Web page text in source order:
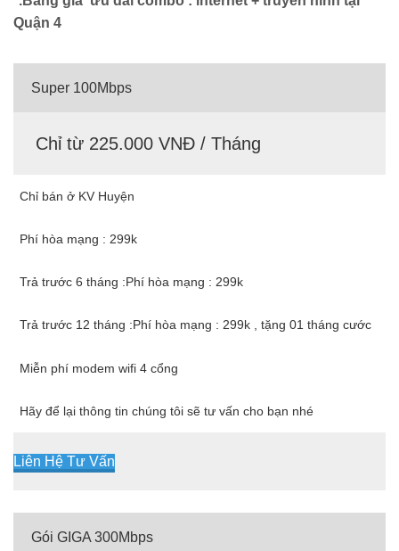
Quận 4
Super 100Mbps
Chỉ từ 225.000 VNĐ / Tháng
Chỉ bán ở KV Huyện
Phí hòa mạng : 299k
Trả trước 6 tháng :Phí hòa mạng : 299k
Trả trước 12 tháng :Phí hòa mạng : 299k , tặng 01 tháng cước
Miễn phí modem wifi 4 cổng
Hãy để lại thông tin chúng tôi sẽ tư vấn cho bạn nhé
Liên Hệ Tư Vấn
Gói GIGA 300Mbps